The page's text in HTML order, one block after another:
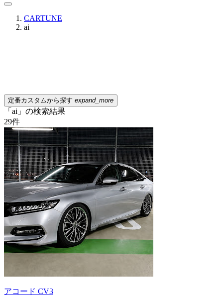
CARTUNE
ai
定番カスタムから探す expand_more
「ai」の検索結果
29件
アコード CV3